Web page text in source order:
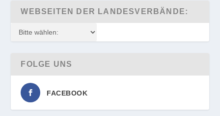
WEBSEITEN DER LANDESVERBÄNDE:
FOLGE UNS
FACEBOOK